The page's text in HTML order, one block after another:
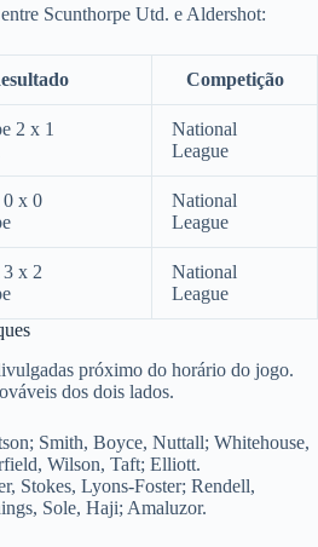
Scunthorpe Utd. e Aldershot:
Competição
2 x 1
National
League
0 x 0
National
League
x 2
National
League
próximo do horário do jogo.
dos dois lados.
Smith, Boyce, Nuttall; Whitehouse,
Wilson, Taft; Elliott.
Stokes, Lyons-Foster; Rendell,
Sole, Haji; Amaluzor.